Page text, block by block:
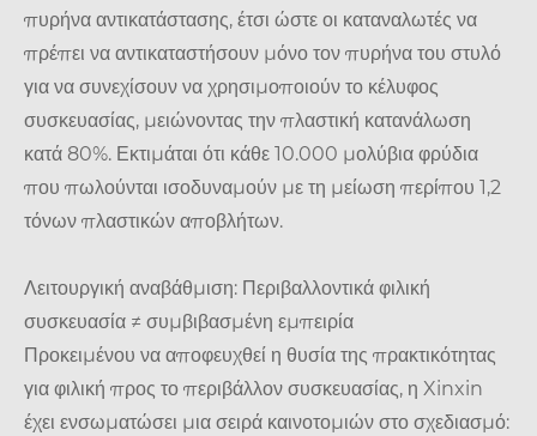
πυρήνα αντικατάστασης, έτσι ώστε οι καταναλωτές να
πρέπει να αντικαταστήσουν μόνο τον πυρήνα του στυλό
για να συνεχίσουν να χρησιμοποιούν το κέλυφος
συσκευασίας, μειώνοντας την πλαστική κατανάλωση
κατά 80%. Εκτιμάται ότι κάθε 10.000 μολύβια φρύδια
που πωλούνται ισοδυναμούν με τη μείωση περίπου 1,2
τόνων πλαστικών αποβλήτων.
Λειτουργική αναβάθμιση: Περιβαλλοντικά φιλική
συσκευασία ≠ συμβιβασμένη εμπειρία
Προκειμένου να αποφευχθεί η θυσία της πρακτικότητας
για φιλική προς το περιβάλλον συσκευασίας, η Xinxin
έχει ενσωματώσει μια σειρά καινοτομιών στο σχεδιασμό: